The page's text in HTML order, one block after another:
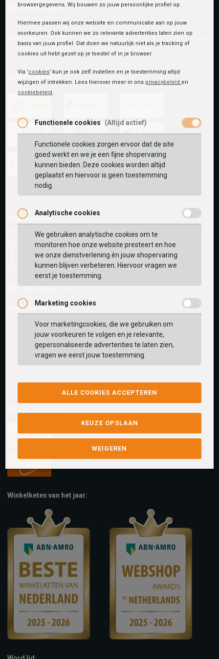
Bestelinformatie
Betaalmethoden
ideal paypal riverty
mastercard
apple-
pay
Onze winkels:
Klantwaarderingen:
Winkelketen van het jaar:
browsergegevens. Wij bouwen zo jouw persoonlijke profiel op.
Hiermee passen wij onze website en communicatie aan op jouw
voorkeuren. Ook kunnen we zo relevante advertenties laten zien op
basis van jouw profiel. Dat doen we natuurlijk niet als je tracking of
cookies uit hebt gezet op je toestel of in je browser.
Via 'cookies' kun je ook zelf instellen en je toestemming altijd
wijzigen of intrekken. Lees hierover meer in ons privacybeleid en
cookiebeleid.
Functionele cookies (Altijd actief)
Functionele cookies zorgen ervoor dat de site
goed werkt en we je een fijne shopervaring
kunnen bieden. Deze cookies worden altijd
geplaatst en hiervoor is geen toestemming
nodig.
Analytische cookies
We gebruiken analytische cookies om te
monitoren hoe onze website presteert en hoe
we onze dienstverlening én jouw shopervaring
kunnen blijven verbeteren. Hiervoor vragen we
eerst je toestemming.
Marketing cookies
Voor marketingcookies, die we gebruiken om
jouw voorkeuren te volgen en je relevante,
gepersonaliseerde advertenties te laten zien,
vragen we eerst jouw toestemming.
ALLE COOKIES ACCEPTEREN
KEUZE OPSLAAN
WEIGEREN